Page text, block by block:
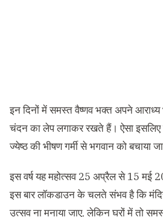
इन दिनों में समस्त वैष्णव भक्त अपने आराध्य
चंदन का लेप लगाकर रखते हैं। ऐसा इसलिए
ज्येष्ठ की भीषण गर्मी से भगवान को बचाया
इस वर्ष यह महोत्सव 25 अप्रैल से 15 मई
इस बार लॉकडाउन के चलते संभव है कि
उत्सव ना मनाया जाए, लेकिन घरों में तो